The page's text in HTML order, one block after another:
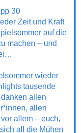
30
Zeit und Kraft
auf die
machen – und
wieder
tausende
allen
allen
allem – euch,
all die Mühen